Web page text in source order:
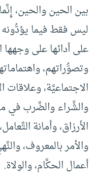
بين الحين والحين،
ليس فقط فيما
على أدائها على
وتصوُّراتهم،
الاجتماعيَّة، وعلاقات
والشِّراء والضَّرب في
الأرزاق، وأمانة
والأمر بالمعروف،
أعمال الحكَّام، والولاة.